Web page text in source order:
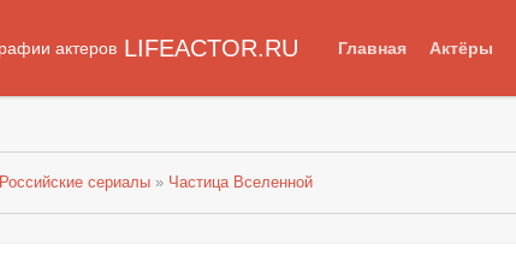
LIFEACTOR.RU Главная Актёры
Российские сериалы » Частица Вселенной